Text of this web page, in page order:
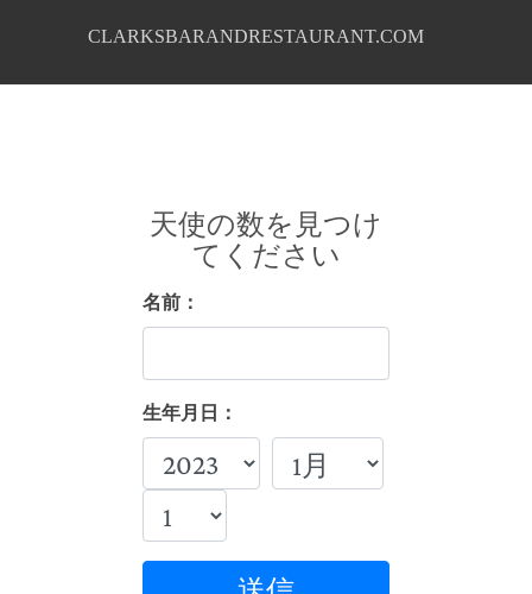
CLARKSBARANDRESTAURANT.COM
天使の数を見つけ
てください
名前：
生年月日：